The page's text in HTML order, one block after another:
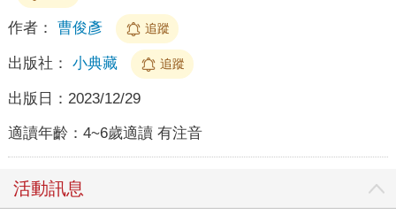
作者： 曹俊彥 追蹤
出版社： 小典藏 追蹤
出版日： 2023/12/29
適讀年齡： 4~6歲適讀 有注音
活動訊息